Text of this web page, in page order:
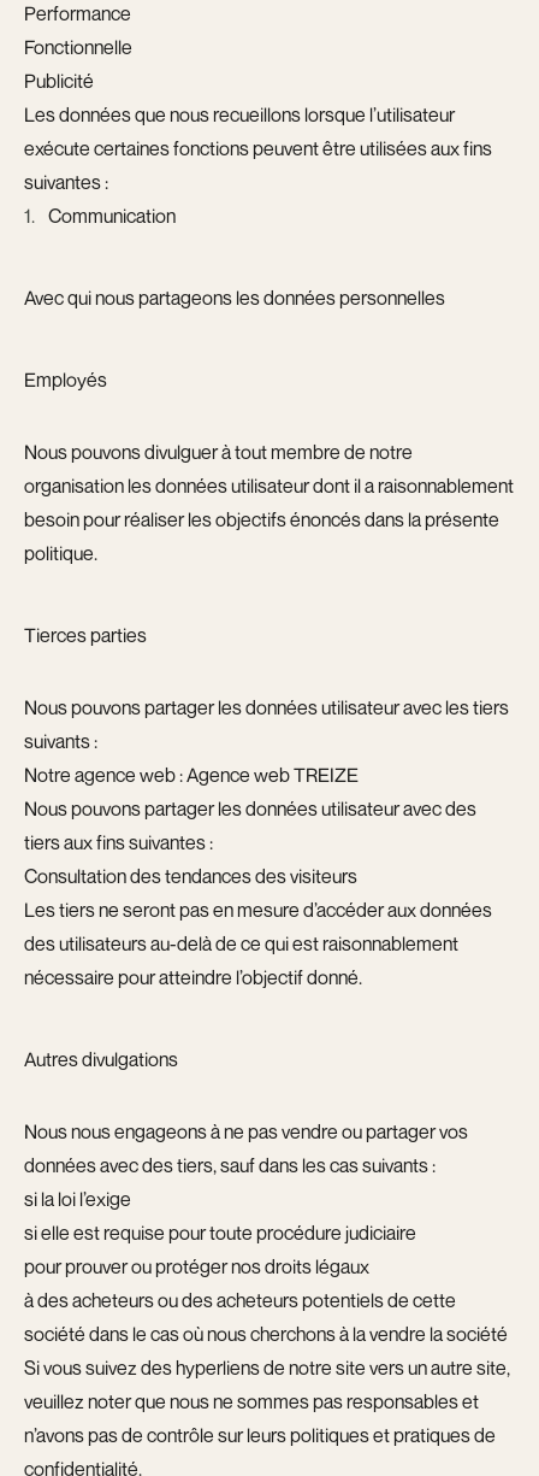
Performance
Fonctionnelle
Publicité
Les données que nous recueillons lorsque l’utilisateur
exécute certaines fonctions peuvent être utilisées aux fins
suivantes :
Communication
Avec qui nous partageons les données personnelles
Employés
Nous pouvons divulguer à tout membre de notre
organisation les données utilisateur dont il a raisonnablement
besoin pour réaliser les objectifs énoncés dans la présente
politique.
Tierces parties
Nous pouvons partager les données utilisateur avec les tiers
suivants :
Notre agence web : Agence webTREIZE
Nous pouvons partager les données utilisateur avec des
tiers aux fins suivantes :
Consultation des tendances des visiteurs
Les tiers ne seront pas en mesure d’accéder aux données
des utilisateurs au-delà de ce qui est raisonnablement
nécessaire pour atteindre l’objectif donné.
Autres divulgations
Nous nous engageons à ne pas vendre ou partager vos
données avec des tiers, sauf dans les cas suivants :
si la loi l’exige
si elle est requise pour toute procédure judiciaire
pour prouver ou protéger nos droits légaux
à des acheteurs ou des acheteurs potentiels de cette
société dans le cas où nous cherchons à la vendre la société
Si vous suivez des hyperliens de notre site vers un autre site,
veuillez noter que nous ne sommes pas responsables et
n’avons pas de contrôle sur leurs politiques et pratiques de
confidentialité.